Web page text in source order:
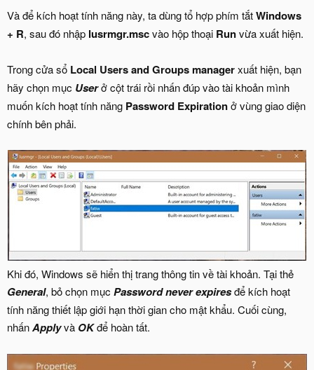
Và để kích hoạt tính năng này, ta dùng tổ hợp phím tắtWindows
+ R, sau đó nhập lusrmgr.mscvào hộp thoại Runvừa xuất hiện.
Trong cửa sổ Local Users and Groups managerxuất hiện, bạn
hãy chọn mục Userở cột trái rồi nhấn đúp vào tài khoản mình
muốn kích hoạt tính năng Password Expirationở vùng giao diện
chính bên phải.
Khi đó, Windows sẽ hiển thị trang thông tin về tài khoản. Tại thẻ
General, bỏ chọn mục Password never expiresđể kích hoạt
tính năng thiết lập giới hạn thời gian cho mật khẩu. Cuối cùng,
nhấnApplyvà OKđể hoàn tất.